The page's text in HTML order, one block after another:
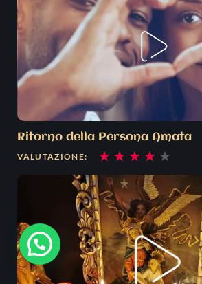
Ritorno della Persona Amata
VALUTAZIONE: ★ ★ ★ ★ ★
su
5